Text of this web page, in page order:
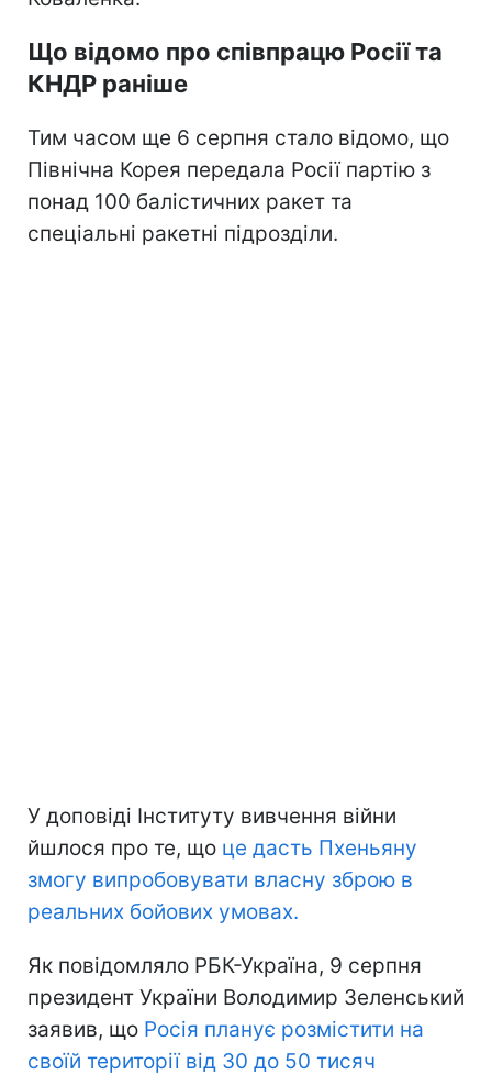
Що відомо про співпрацю Росії та
КНДР раніше
Тим часом ще 6 серпня стало відомо, що
Північна Корея передала Росії партію з
понад 100 балістичних ракет та
спеціальні ракетні підрозділи.
У доповіді Інституту вивчення війни
йшлося про те, що це дасть Пхеньяну
змогу випробовувати власну зброю в
реальних бойових умовах.
Як повідомляло РБК-Україна, 9 серпня
президент України Володимир Зеленський
заявив, що Росія планує розмістити на
своїй території від 30 до 50 тисяч